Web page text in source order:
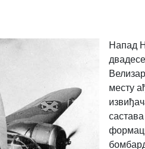
Напад
месту